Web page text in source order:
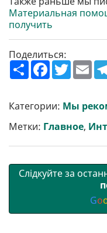
Материальная
получить
Поделиться:
П
о
р
и
т
и
F
a
b
o
o
k
T
w
t
e
r
E
m
l
Категории: Мы
Метки: Главное,
Слідкуйте за
Go